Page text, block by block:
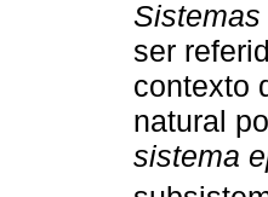
ser
contexto
natural
sistema